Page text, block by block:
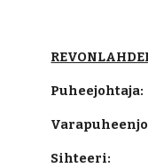
Puheejohtaja:
Sihteeri: